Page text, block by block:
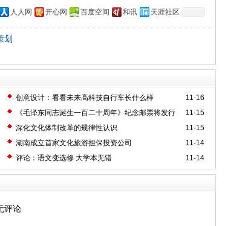
人人网 开心网 百度空间 和讯 天涯社区
划
11-16
创意设计：看看未来高科技自行车长什么样
11-15
《毛泽东同志诞生一百二十周年》纪念邮票将发行
11-15
深化文化体制改革的规律性认识
11-14
湖南成立首家文化旅游担保投资公司
11-14
评论：语文变选修 大学本无错
评论